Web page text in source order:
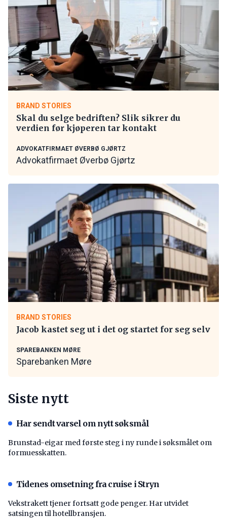
BRAND STORIES
Skal du selge bedriften? Slik sikrer du
verdien før kjøperen tar kontakt
ADVOKATFIRMAET ØVERBØ GJØRTZ
Advokatfirmaet Øverbø Gjørtz
BRAND STORIES
Jacob kastet seg ut i det og startet for seg selv
SPAREBANKEN MØRE
Sparebanken Møre
Siste nytt
Har sendt varsel om nytt søksmål
Brunstad-eigar med første steg i ny runde i søksmålet om
formuesskatten.
Tidenes omsetning fra cruise i Stryn
Vekstrakett tjener fortsatt gode penger. Har utvidet
satsingen til hotellbransjen.